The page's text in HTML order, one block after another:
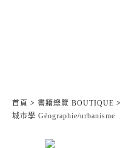
首頁 > 書籍總覽 BOUTIQUE >
城市學 Géographie/urbanisme